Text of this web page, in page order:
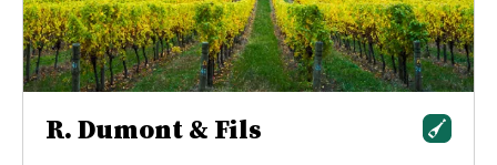
R. Dumont & Fils